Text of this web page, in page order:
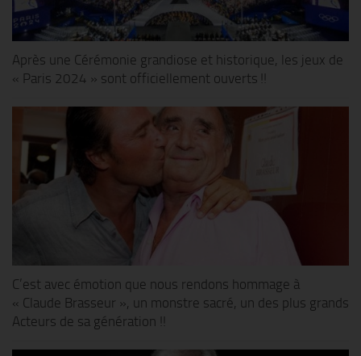
Après une Cérémonie grandiose et historique, les jeux de
« Paris 2024 » sont officiellement ouverts !!
C’est avec émotion que nous rendons hommage à
« Claude Brasseur », un monstre sacré, un des plus grands
Acteurs de sa génération !!